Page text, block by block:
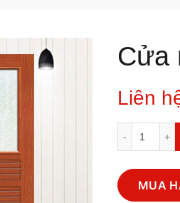
Cửa
Liên
Cửa
MUA